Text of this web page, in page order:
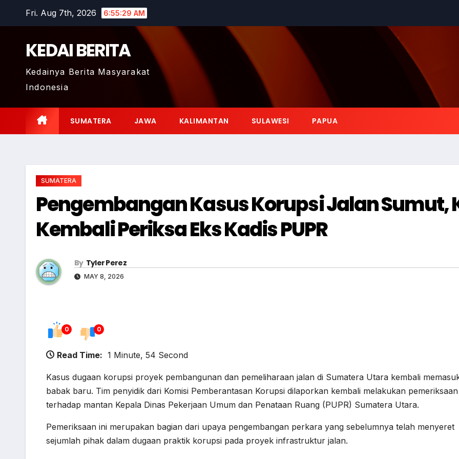
Fri. Aug 7th, 2026 6:55:30 AM
KEDAI BERITA
Kedainya Berita Masyarakat
Indonesia
SUMATERA JAWA KALIMANTAN SULAWESI PAPUA
SUMATERA
Pengembangan Kasus Korupsi Jalan Sumut,
Kembali Periksa Eks Kadis PUPR
By Tyler Perez
MAY 8, 2026
0 0
Read Time: 1 Minute, 54 Second
Kasus dugaan korupsi proyek pembangunan dan pemeliharaan jalan di Sumatera Utara kembali
babak baru. Tim penyidik dari Komisi Pemberantasan Korupsi dilaporkan kembali melakukan pemeriksaan
terhadap mantan Kepala Dinas Pekerjaan Umum dan Penataan Ruang (PUPR) Sumatera Utara.
Pemeriksaan ini merupakan bagian dari upaya pengembangan perkara yang sebelumnya telah menyeret
sejumlah pihak dalam dugaan praktik korupsi pada proyek infrastruktur jalan.